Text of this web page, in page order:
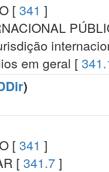
[ 341 ]
em geral [
)
[ 341 ]
[ 341.7 ]